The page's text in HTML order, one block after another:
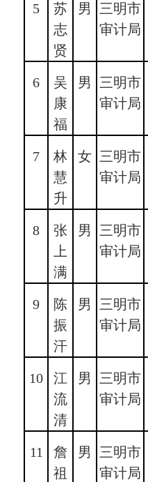
5
苏
志
贤
男
三明市
审计局
6
吴
康
福
男
三明市
审计局
7
林
慧
升
女 三明市
审计局
8
张
上
满
男
三明市
审计局
9
陈
振
汗
男
三明市
审计局
10
江
流
清
男
三明市
审计局
11
詹
祖
男
三明市
审计局